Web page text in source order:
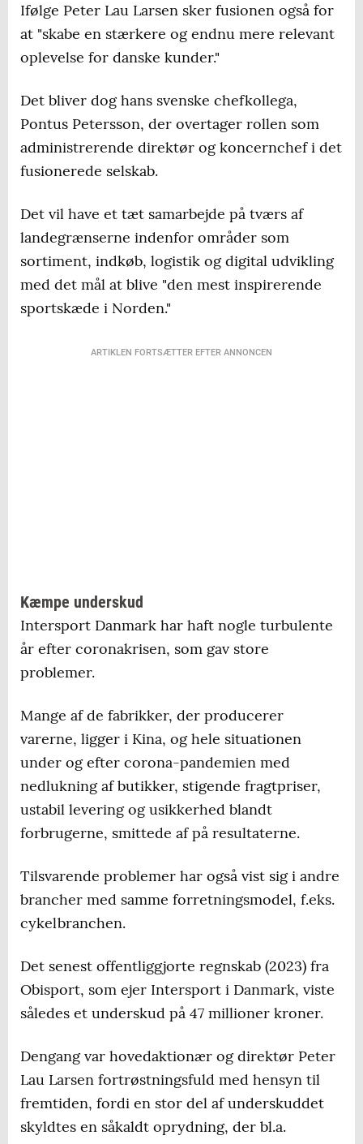
Ifølge Peter Lau Larsen sker fusionen også for
at "skabe en stærkere og endnu mere relevant
oplevelse for danske kunder."
Det bliver dog hans svenske chefkollega,
Pontus Petersson, der overtager rollen som
administrerende direktør og koncernchef i det
fusionerede selskab.
Det vil have et tæt samarbejde på tværs af
landegrænserne indenfor områder som
sortiment, indkøb, logistik og digital udvikling
med det mål at blive "den mest inspirerende
sportskæde i Norden."
ARTIKLEN FORTSÆTTER EFTER ANNONCEN
Kæmpe underskud
Intersport Danmark har haft nogle turbulente
år efter coronakrisen, som gav store
problemer.
Mange af de fabrikker, der producerer
varerne, ligger i Kina, og hele situationen
under og efter corona-pandemien med
nedlukning af butikker, stigende fragtpriser,
ustabil levering og usikkerhed blandt
forbrugerne, smittede af på resultaterne.
Tilsvarende problemer har også vist sig i andre
brancher med samme forretningsmodel, f.eks.
cykelbranchen.
Det senest offentliggjorte regnskab (2023) fra
Obisport, som ejer Intersport i Danmark, viste
således et underskud på 47 millioner kroner.
Dengang var hovedaktionær og direktør Peter
Lau Larsen fortrøstningsfuld med hensyn til
fremtiden, fordi en stor del af underskuddet
skyldtes en såkaldt oprydning, der bl.a.